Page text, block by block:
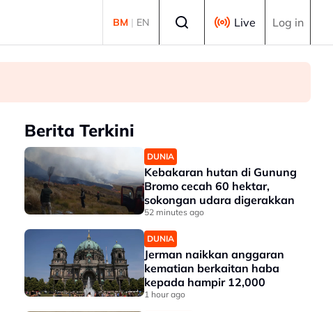
BM | EN Live Log in
Berita Terkini
DUNIA
Kebakaran hutan di Gunung
Bromo cecah 60 hektar,
sokongan udara digerakkan
52 minutes ago
DUNIA
Jerman naikkan anggaran
kematian berkaitan haba
kepada hampir 12,000
1 hour ago